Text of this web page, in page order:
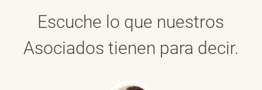
Escuche lo que nuestros
Asociados tienen para decir.